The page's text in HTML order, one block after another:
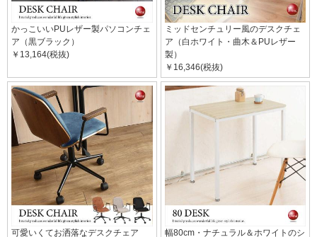
かっこいいPUレザー製パソコンチェ
ア（黒ブラック）
￥13,164(税抜)
ミッドセンチュリー風のデスクチェ
ア（白ホワイト・曲木＆PUレザー
製）
￥16,346(税抜)
可愛いくてお洒落なデスクチェア 幅80cm・ナチュラル＆ホワイトのシ